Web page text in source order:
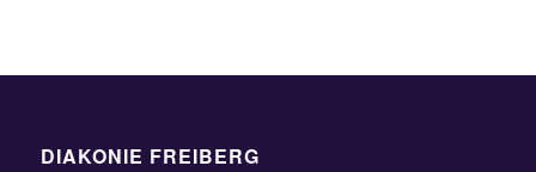
DIAKONIE FREIBERG